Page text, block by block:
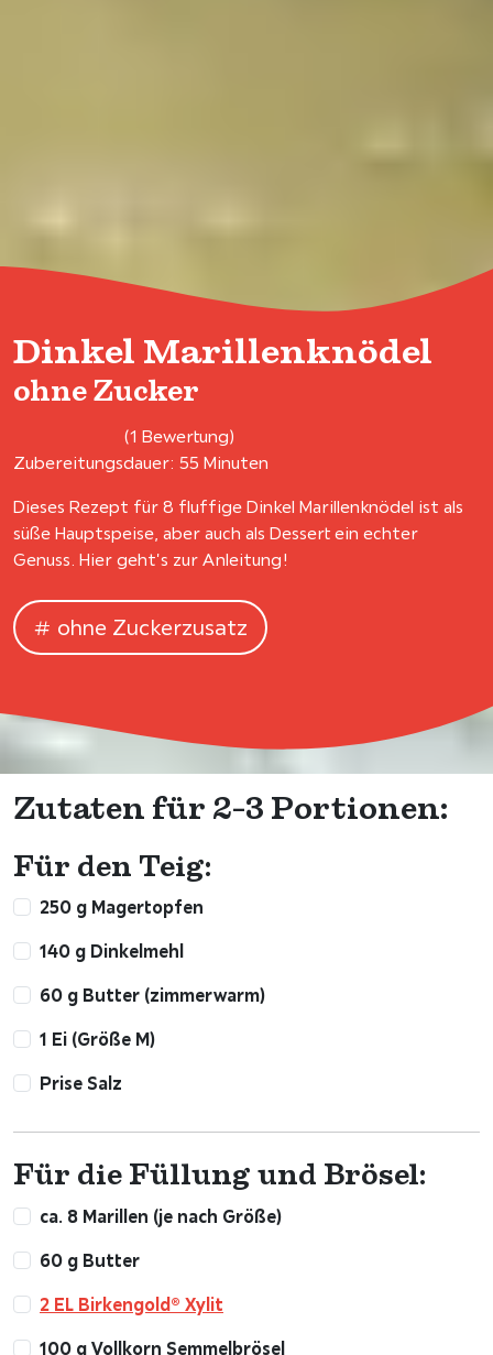
Dinkel Marillenknödel
ohne Zucker
(1 Bewertung)
Zubereitungsdauer: 55 Minuten
Dieses Rezept für 8 fluffige Dinkel Marillenknödel ist als
süße Hauptspeise, aber auch als Dessert ein echter
Genuss. Hier geht's zur Anleitung!
ohne Zuckerzusatz
Zutaten für 2-3 Portionen:
Für den Teig:
250 g Magertopfen
140 g Dinkelmehl
60 g Butter (zimmerwarm)
1 Ei (Größe M)
Prise Salz
Für die Füllung und Brösel:
ca. 8 Marillen (je nach Größe)
60 g Butter
2 EL Birkengold® Xylit
100 g Vollkorn Semmelbrösel